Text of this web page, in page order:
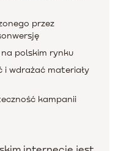
przez
polskim rynku
i wdrażać materiały
kampanii